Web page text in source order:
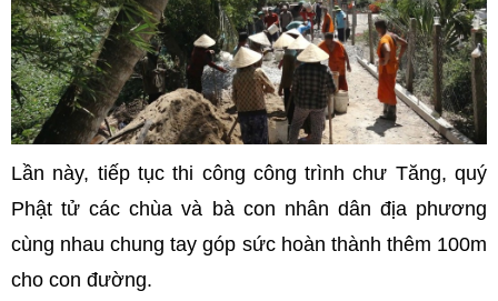
Lần này, tiếp tục thi công công trình chư Tăng, quý
Phật tử các chùa và bà con nhân dân địa phương
cùng nhau chung tay góp sức hoàn thành thêm 100m
cho con đường.